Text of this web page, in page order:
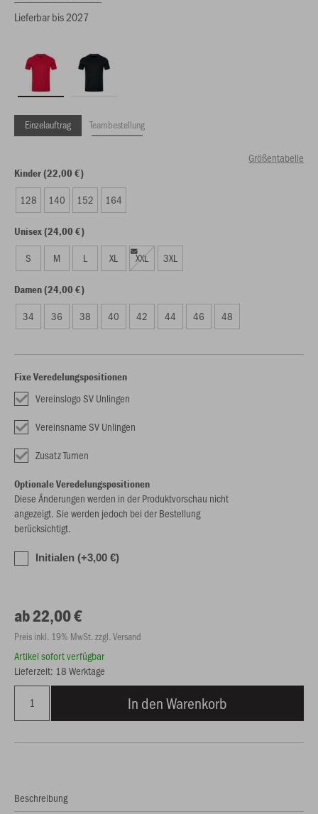
Lieferbar bis 2027
Einzelauftrag Teambestellung
Größentabelle
Kinder (22,00 €)
128 140 152 164
Unisex (24,00 €)
S M L XL XXL 3XL
Damen (24,00 €)
34 36 38 40 42 44 46 48
Fixe Veredelungspositionen
Vereinslogo SV Unlingen
Vereinsname SV Unlingen
Zusatz Turnen
Optionale Veredelungspositionen
Diese Änderungen werden in der Produktvorschau nicht
angezeigt. Sie werden jedoch bei der Bestellung
berücksichtigt.
Initialen (+3,00 €)
ab 22,00 €
Preis inkl. 19% MwSt. zzgl. Versand
Artikel sofort verfügbar
Lieferzeit: 18 Werktage
In den Warenkorb
Beschreibung